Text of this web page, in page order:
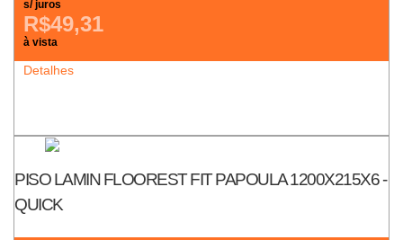
s/ juros
R$49,31
à vista
Detalhes
PISO LAMIN FLOOREST FIT PAPOULA 1200X215X6 -
QUICK